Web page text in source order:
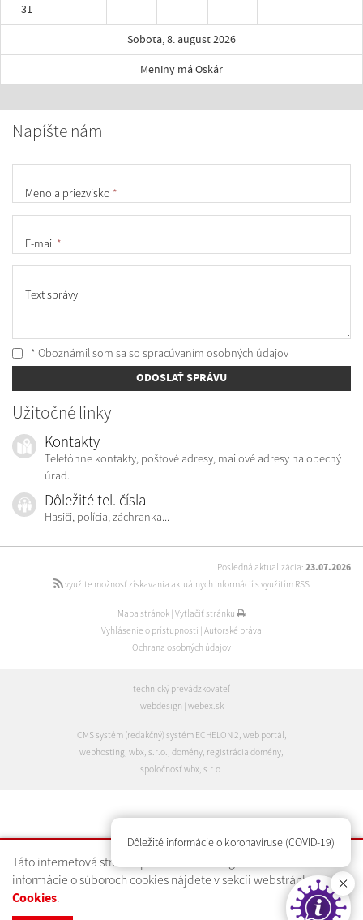
Táto internetová stránka používa technológiu cookies. Bližšie
informácie o súboroch cookies nájdete v sekcii webstránky
Cookies.
31
Sobota, 8. august 2026
Meniny má Oskár
Napíšte nám
Meno a priezvisko *
E-mail *
Text správy
* Oboznámil som sa so spracúvaním osobných údajov
ODOSLAŤ SPRÁVU
Užitočné linky
Kontakty
Telefónne kontakty, poštové adresy, mailové adresy na obecný
úrad.
Dôležité tel. čísla
Hasiči, polícia, záchranka...
Posledná aktualizácia: 23.07.2026
využite možnosť získavania aktuálnych informácií s využitím RSS
Mapa stránok | Vytlačiť stránku
Vyhlásenie o prístupnosti | Autorské práva
Ochrana osobných údajov
technický prevádzkovateľ
webdesign | webex.sk
CMS systém (redakčný) systém ECHELON 2 web portál
webhosting wbx, s.r.o. domény registrácia domény
spoločnosť wbx, s.r.o.
Dôležité informácie o koronavíruse (COVID-19)